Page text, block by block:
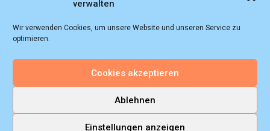
verwalten
Wir verwenden Cookies, um unsere Website und unseren Service zu
optimieren.
Cookies akzeptieren
Ablehnen
Einstellungen anzeigen
© 2018 - 2026 Autoprospektesammlung (Bernd